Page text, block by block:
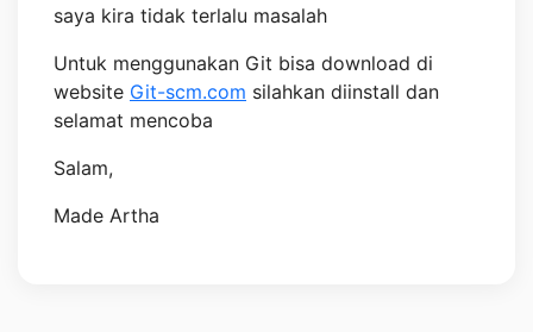
saya kira tidak terlalu masalah
Untuk menggunakan Git bisa download di
website Git-scm.com silahkan diinstall dan
selamat mencoba
Salam,
Made Artha